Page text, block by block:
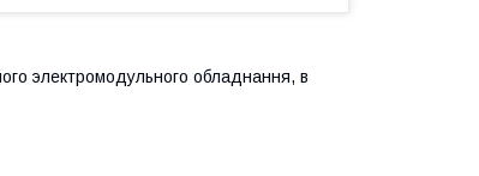
электромодульного обладнання, в